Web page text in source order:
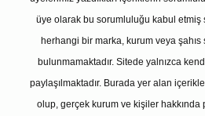
üye olarak bu sorumluluğu kabul etmiş
herhangi bir marka, kurum veya şahıs
bulunmamaktadır. Sitede yalnızca
paylaşılmaktadır. Burada yer alan
olup, gerçek kurum ve kişiler hakkında